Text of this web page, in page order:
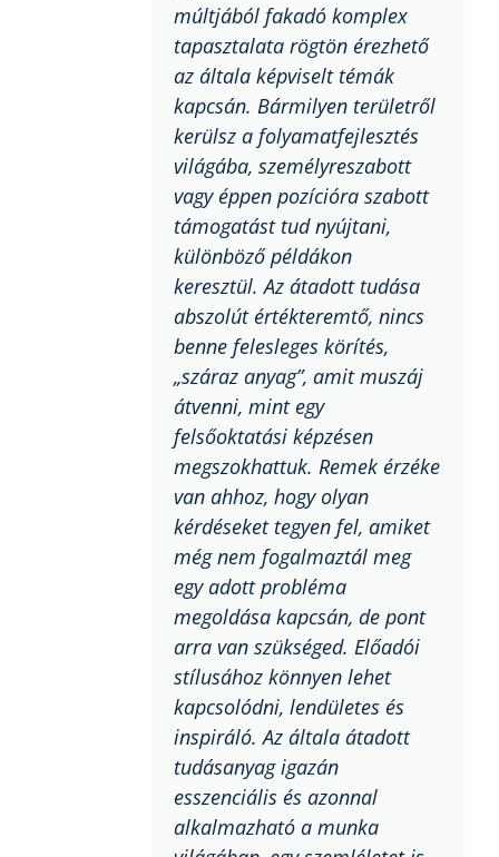
múltjából fakadó komplex
tapasztalata rögtön érezhető
az általa képviselt témák
kapcsán. Bármilyen területről
kerülsz a folyamatfejlesztés
világába, személyreszabott
vagy éppen pozícióra szabott
támogatást tud nyújtani,
különböző példákon
keresztül. Az átadott tudása
abszolút értékteremtő, nincs
benne felesleges körítés,
„száraz anyag”, amit muszáj
átvenni, mint egy
felsőoktatási képzésen
megszokhattuk. Remek érzéke
van ahhoz, hogy olyan
kérdéseket tegyen fel, amiket
még nem fogalmaztál meg
egy adott probléma
megoldása kapcsán, de pont
arra van szükséged. Előadói
stílusához könnyen lehet
kapcsolódni, lendületes és
inspiráló. Az általa átadott
tudásanyag igazán
esszenciális és azonnal
alkalmazható a munka